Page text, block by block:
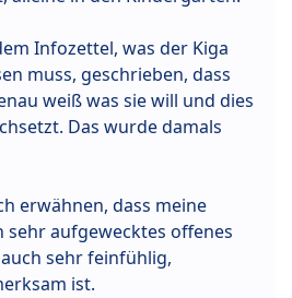
Infozettel, was der Kiga
muss, geschrieben, dass
weiß was sie will und dies
Das wurde damals
erwähnen, dass meine
sehr aufgewecktes offenes
sehr feinfühlig,
ist.